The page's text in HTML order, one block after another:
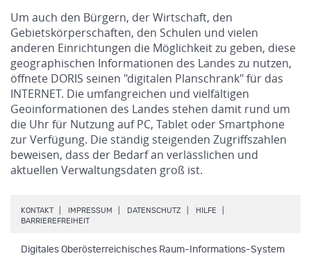
Um auch den Bürgern, der Wirtschaft, den
Gebietskörperschaften, den Schulen und vielen
anderen Einrichtungen die Möglichkeit zu geben, diese
geographischen Informationen des Landes zu nutzen,
öffnete DORIS seinen "digitalen Planschrank" für das
INTERNET. Die umfangreichen und vielfältigen
Geoinformationen des Landes stehen damit rund um
die Uhr für Nutzung auf PC, Tablet oder Smartphone
zur Verfügung. Die ständig steigenden Zugriffszahlen
beweisen, dass der Bedarf an verlässlichen und
aktuellen Verwaltungsdaten groß ist.
KONTAKT IMPRESSUM DATENSCHUTZ HILFE
BARRIEREFREIHEIT.
Digitales Oberösterreichisches Raum-Informations-System